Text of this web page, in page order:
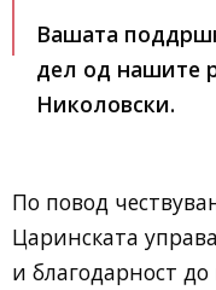
Вашата
дел од нашите
Николовски.
По повод
Царинската
и благодарност